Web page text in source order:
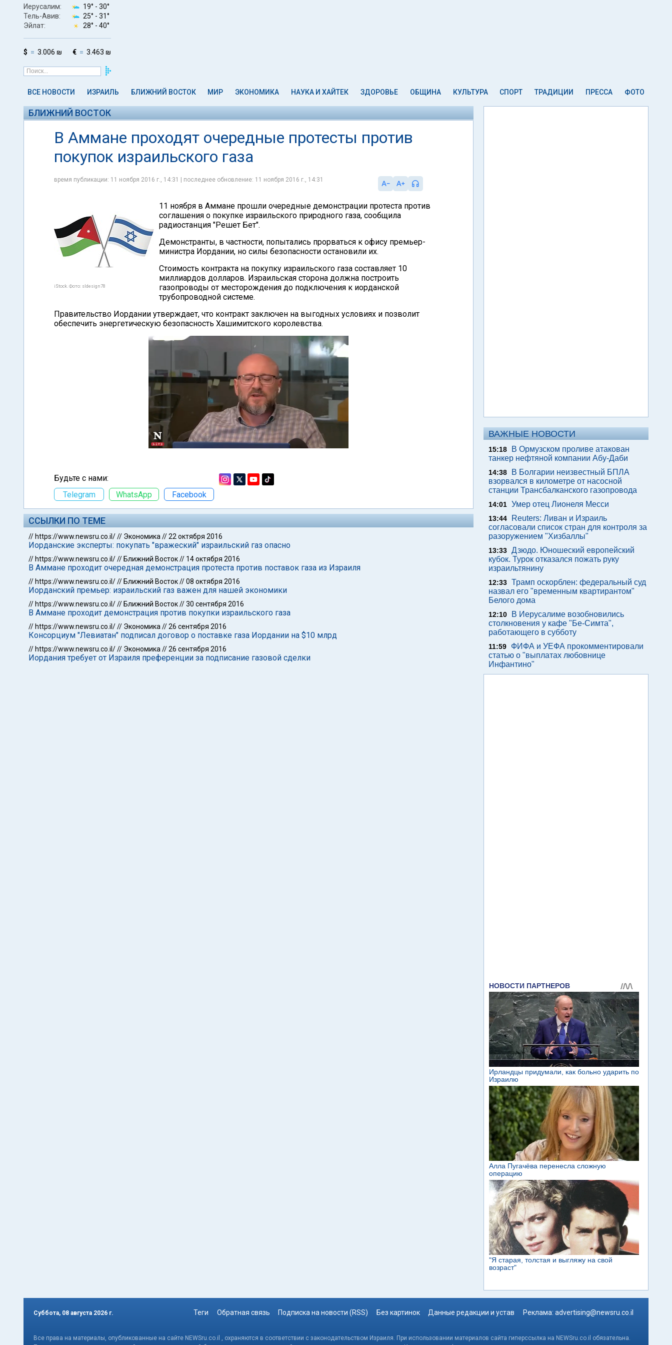
Иерусалим: 19° - 30°
Тель-Авив:
25° - 31°
Эйлат:
28° - 40°
$ 3.006 ₪ € 3.463 ₪
ВСЕ НОВОСТИ ИЗРАИЛЬ БЛИЖНИЙ ВОСТОК МИР ЭКОНОМИКА НАУКА И ХАЙТЕК ЗДОРОВЬЕ ОБЩИНА КУЛЬТУРА СПОРТ ТРАДИЦИИ ПРЕССА ФОТО
БЛИЖНИЙ ВОСТОК
В Аммане проходят очередные протесты против
покупок израильского газа
время публикации: 11 ноября 2016 г., 14:31 | последнее обновление: 11 ноября 2016 г., 14:31
iStock. Фото: sldesign78
11 ноября в Аммане прошли очередные демонстрации протеста против
соглашения о покупке израильского природного газа, сообщила
радиостанция "Решет Бет".
Демонстранты, в частности, попытались прорваться к офису премьер-
министра Иордании, но силы безопасности остановили их.
Стоимость контракта на покупку израильского газа составляет 10
миллиардов долларов. Израильская сторона должна построить
газопроводы от месторождения до подключения к иорданской
трубопроводной системе.
Правительство Иордании утверждает, что контракт заключен на выгодных условиях и позволит
обеспечить энергетическую безопасность Хашимитского королевства.
Будьте с нами:
Telegram
WhatsApp Facebook
ССЫЛКИ ПО ТЕМЕ
// https://www.newsru.co.il/// Экономика //22 октября 2016
Иорданские эксперты: покупать "вражеский" израильский газ опасно
// https://www.newsru.co.il/// Ближний Восток// 14 октября 2016
В Аммане проходит очередная демонстрация протеста против поставок газа из Израиля
// https://www.newsru.co.il/// Ближний Восток//08 октября 2016
Иорданский премьер: израильский газ важен для нашей экономики
// https://www.newsru.co.il/// Ближний Восток//30 сентября 2016
В Аммане проходит демонстрация против покупки израильского газа
// https://www.newsru.co.il/// Экономика //26 сентября 2016
Консорциум "Левиатан" подписал договор о поставке газа Иордании на $10 млрд
// https://www.newsru.co.il/// Экономика //26 сентября 2016
Иордания требует от Израиля преференции за подписание газовой сделки
ВАЖНЫЕ НОВОСТИ
15:18
В Ормузском проливе атакован
танкер нефтяной компании Абу-Даби
14:38
В Болгарии неизвестный БПЛА
взорвался в километре от насосной
станции Трансбалканского газопровода
14:01 Умер отец Лионеля Месси
13:44
Reuters: Ливан и Израиль
согласовали список стран для контроля за
разоружением "Хизбаллы"
13:33 Дзюдо. Юношеский европейский
кубок. Турок отказался пожать руку
израильтянину
12:33 Трамп оскорблен: федеральный суд
назвал его "временным квартирантом"
Белого дома
12:10
В Иерусалиме возобновились
столкновения у кафе "Бе-Симта",
работающего в субботу
11:59
ФИФА и УЕФА прокомментировали
статью о "выплатах любовнице
Инфантино"
Суббота, 08 августа 2026 г. Теги Обратная связь Подписка на новости (RSS) Без картинок Данные редакции и устав Реклама: advertising@newsru.co.il
Все права на материалы, опубликованные на сайте NEWSru.co.il , охраняются в соответствии с законодательством Израиля. При использовании материалов сайта гиперссылка на NEWSru.co.il обязательна.